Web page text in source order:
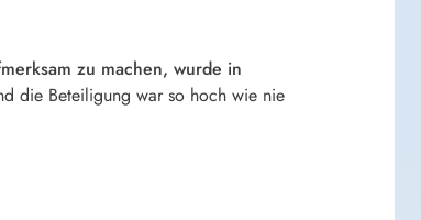
zu machen, wurde in
die Beteiligung war so hoch wie nie